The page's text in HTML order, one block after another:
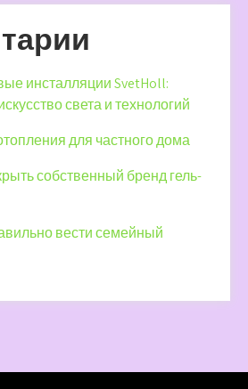
инсталляции SvetHoll:
света и технологий
для частного дома
собственный бренд гель-
вести семейный